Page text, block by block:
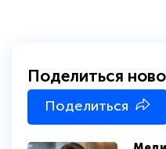
конфиденциальности сайта
Поделиться
Поделиться